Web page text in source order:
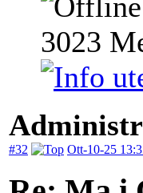
3023
#32 Ott-10-25